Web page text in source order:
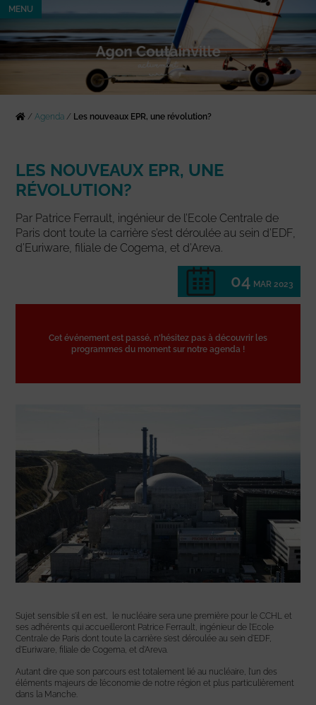
MENU
/Agenda / Les nouveaux EPR, une révolution?
LES NOUVEAUX EPR, UNE
RÉVOLUTION?
Par Patrice Ferrault, ingénieur de l’Ecole Centrale de
Paris dont toute la carrière s’est déroulée au sein d’EDF,
d’Euriware, filiale de Cogema, et d’Areva.
04 MAR 2023
Cet événement est passé, n'hésitez pas à découvrir les
programmes du moment sur notre agenda !
Sujet sensible s’il en est, le nucléaire sera une première pour le CCHL et
ses adhérents qui accueilleront Patrice Ferrault, ingénieur de l’Ecole
Centrale de Paris dont toute la carrière s’est déroulée au sein d’EDF,
d’Euriware, filiale de Cogema, et d’Areva.
Autant dire que son parcours est totalement lié au nucléaire, l’un des
éléments majeurs de l’économie de notre région et plus particulièrement
dans la Manche.